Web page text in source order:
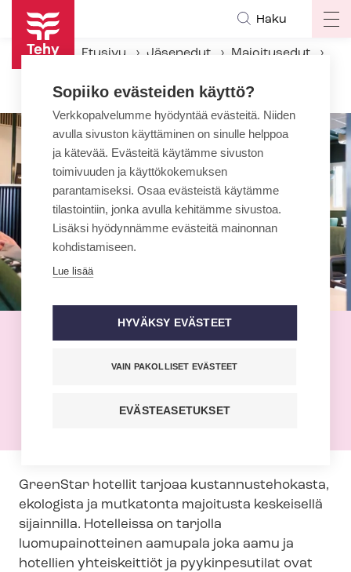
Hyppää
pääsisältöön
Haku
Etusivu Jäsenedut
Majoitusedut
GreenStar Hotel
Tehyn jäsenenä saat GreenStar
GreenStar hotellit tarjoaa kus­tan­nus­te­ho­kas­ta,
ekologista ja mutkatonta majoitusta keskeisellä
sijainnilla. Hotelleissa on tarjolla
luomupainotteinen aamupala joka aamu ja
hotellien yhteiskeittiöt ja pyykinpesutilat ovat
Sopiiko evästeiden käyttö?
Verkkopalvelumme hyödyntää evästeitä. Niiden
avulla sivuston käyttäminen on sinulle helppoa
ja kätevää. Evästeitä käytämme sivuston
toimivuuden ja käyttökokemuksen
parantamiseksi. Osaa evästeistä käytämme
tilastointiin, jonka avulla kehitämme sivustoa.
Lisäksi hyödynnämme evästeitä mainonnan
kohdistamiseen.
Lue lisää
HYVÄKSY EVÄSTEET
VAIN PAKOLLISET EVÄSTEET
EVÄSTEASETUKSET